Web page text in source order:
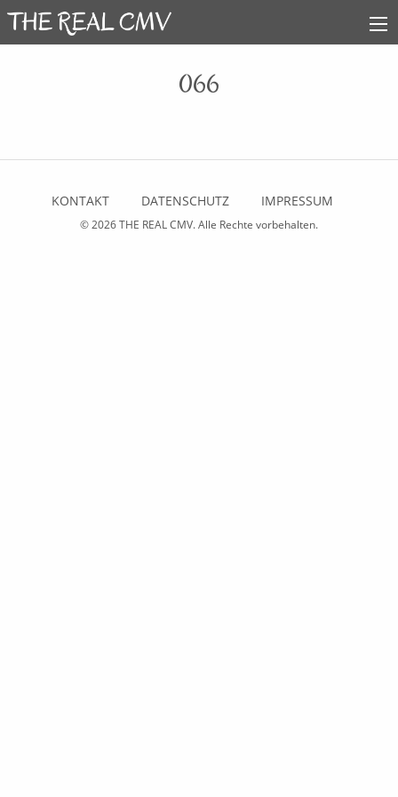
066
KONTAKT DATENSCHUTZ IMPRESSUM
© 2026THE REAL CMV. Alle Rechte vorbehalten.